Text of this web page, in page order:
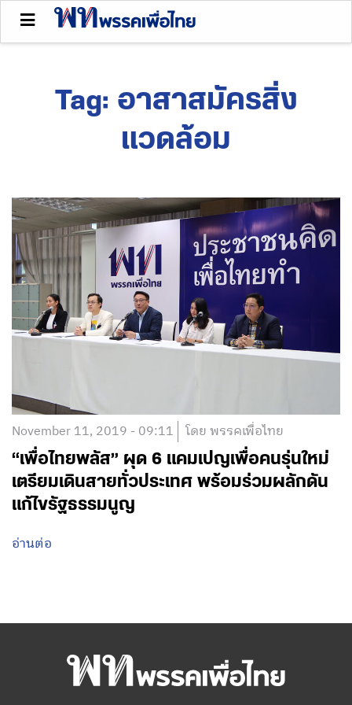
Tag: อาสาสมัครสิ่ง
แวดล้อม
November 11, 2019 - 09:11 โดย พรรคเพื่อไทย
“เพื่อไทยพลัส” ผุด 6 แคมเปญเพื่อคนรุ่นใหม่
เตรียมเดินสายทั่วประเทศ พร้อมร่วมผลักดัน
แก้ไขรัฐธรรมนูญ
อ่านต่อ